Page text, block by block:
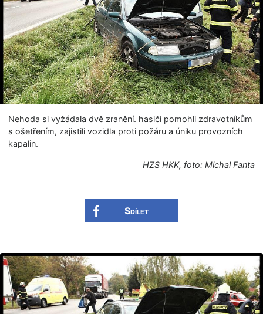
Nehoda si vyžádala dvě zranění. hasiči pomohli zdravotníkům
s ošetřením, zajistili vozidla proti požáru a úniku provozních
kapalin.
HZS HKK, foto: Michal Fanta
Sdílet